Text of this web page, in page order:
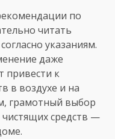
по
читать
указаниям.
даже
привести к
в воздухе и на
грамотный выбор
средств —